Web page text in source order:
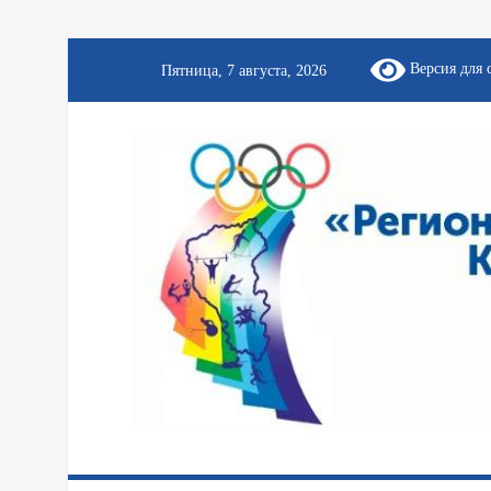
Версия для
Пятница, 7 августа, 2026